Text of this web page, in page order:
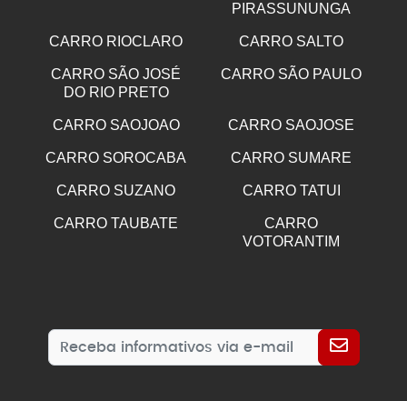
PIRASSUNUNGA
CARRO RIOCLARO CARRO SALTO
CARRO SÃO JOSÉ
DO RIO PRETO
CARRO SÃO PAULO
CARRO SAOJOAO CARRO SAOJOSE
CARRO SOROCABA CARRO SUMARE
CARRO SUZANO CARRO TATUI
CARRO TAUBATE
CARRO
VOTORANTIM